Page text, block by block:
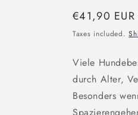
Regular
price
€41,90 EUR
Taxes included.
Viele
durch Alter,
Besonders